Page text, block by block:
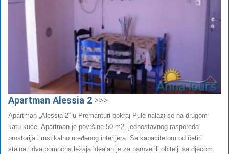
Apartman Alessia 2 >>>
Apartman „Alessia 2“ u Premanturi pokraj Pule nalazi se na drugom
katu kuće. Apartman je površine 50 m2, jednostavnog rasporeda
prostorija i rustikalno uređenog interijera. Sa kapacitetom od četiri
stalna i dva pomoćna ležaja idealan je za parove ili obitelji sa djecom.